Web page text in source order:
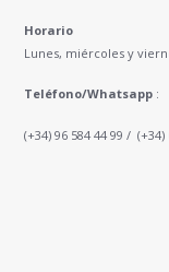
Horario
Lunes, miércoles y
Teléfono/Whatsapp :
(+34) 96 584 44 99 / (+34)